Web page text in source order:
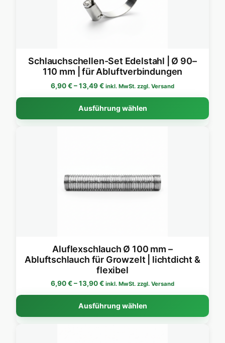
Schlauchschellen-Set Edelstahl | Ø 90–
110 mm | für Abluftverbindungen
6,90€–13,49€Preisspanne: 6,90 € bis 13,49 €
inkl. MwSt. zzgl. Versand
Ausführung wählen
Aluflexschlauch Ø 100 mm –
Abluftschlauch für Growzelt | lichtdicht &
flexibel
6,90€–13,90€Preisspanne: 6,90 € bis 13,90 €
inkl. MwSt. zzgl. Versand
Ausführung wählen